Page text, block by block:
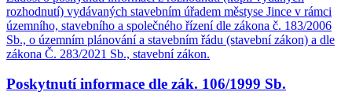
rozhodnutí) vydávaných stavebním úřadem městyse Jince v rámci
územního, stavebního a společného řízení dle zákona č. 183/2006
Sb., o územním plánování a stavebním řádu (stavební zákon) a dle
zákona Č. 283/2021 Sb., stavební zákon.
Poskytnutí informace dle zák. 106/1999 Sb.